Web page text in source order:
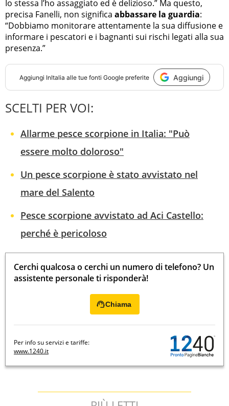
Io stessa l’ho assaggiato ed è delizioso.” Ma questo,
precisa Fanelli, non significa abbassare la guardia:
“Dobbiamo monitorare attentamente la sua diffusione e
informare i pescatori e i bagnanti sui rischi legati alla sua
presenza.”
Aggiungi InItalia alle tue fonti Google preferite Aggiungi
SCELTI PER VOI:
Allarme pesce scorpione in Italia: "Può
essere molto doloroso"
Un pesce scorpione è stato avvistato nel
mare del Salento
Pesce scorpione avvistato ad Aci Castello:
perché è pericoloso
Cerchi qualcosa o cerchi un numero di telefono? Un
assistente personale ti risponderà!
Chiama
Per info su servizi e tariffe:
www.1240.it